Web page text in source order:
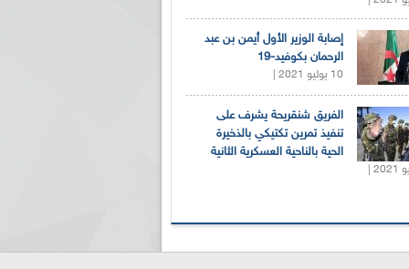
إصابة الوزير الأول أيمن بن عبد
الرحمان بكوفيد-19
10 يوليو 2021 |
الفريق شنقريحة يشرف على
تنفيذ تمرين تكتيكي بالذخيرة
الحية بالناحية العسكرية الثانية